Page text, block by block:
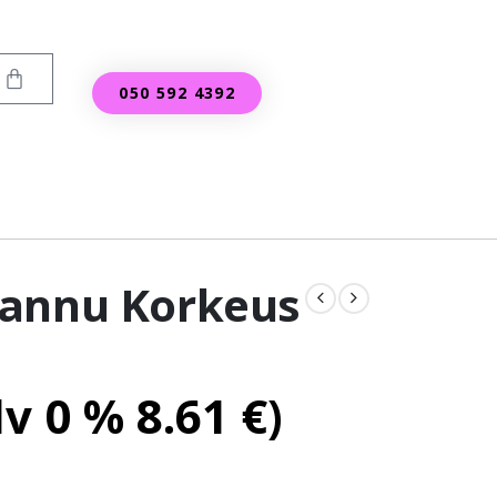
050 592 4392
Korkeus
0 % 8.61 €)